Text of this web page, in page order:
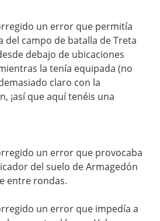
un error que permitía
del campo de batalla de Treta
debajo de ubicaciones
la tenía equipada (no
claro con la
¡así que aquí tenéis una
un error que provocaba
del suelo de Armagedón
entre rondas.
un error que impedía a